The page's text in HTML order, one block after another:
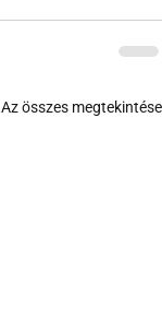
Az összes megtekintése